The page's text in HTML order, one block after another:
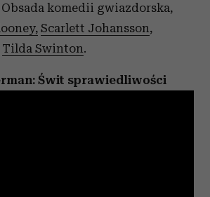
komedii gwiazdorska,
Scarlett Johansson,
Tilda Swinton.
Świt sprawiedliwości